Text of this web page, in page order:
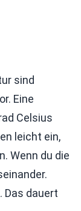
sind
Eine
Celsius
leicht ein,
Wenn du die
Das dauert